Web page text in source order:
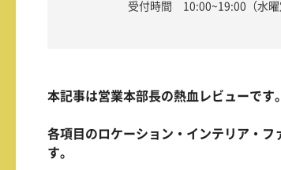
受付時間 10:00~19:00（水曜
本記事は営業本部長の熱血レビューです。
各項目のロケーション・インテリア・
す。